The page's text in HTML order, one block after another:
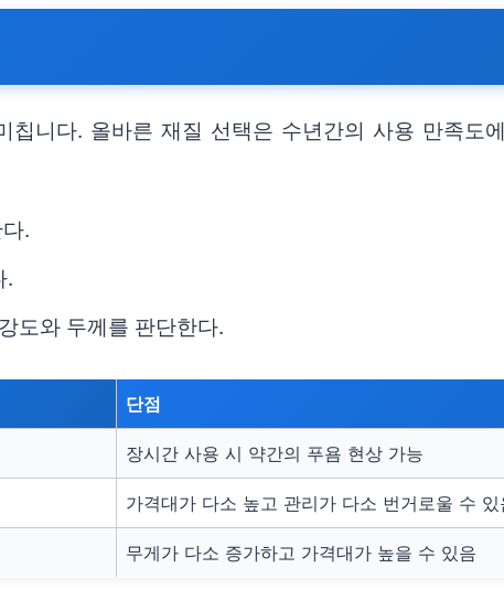
니다. 올바른 재질 선택은 수년간의 사용 만족도
.
.
도와 두께를 판단한다.
단점
장시간 사용 시 약간의 푸욤 현상 가능
가격대가 다소 높고 관리가 다소 번거로울 수 있
무게가 다소 증가하고 가격대가 높을 수 있음